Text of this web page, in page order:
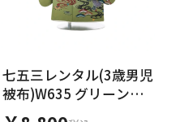
七五三レンタル(3歳男児
被布)W635 グリーン地
流水に菊